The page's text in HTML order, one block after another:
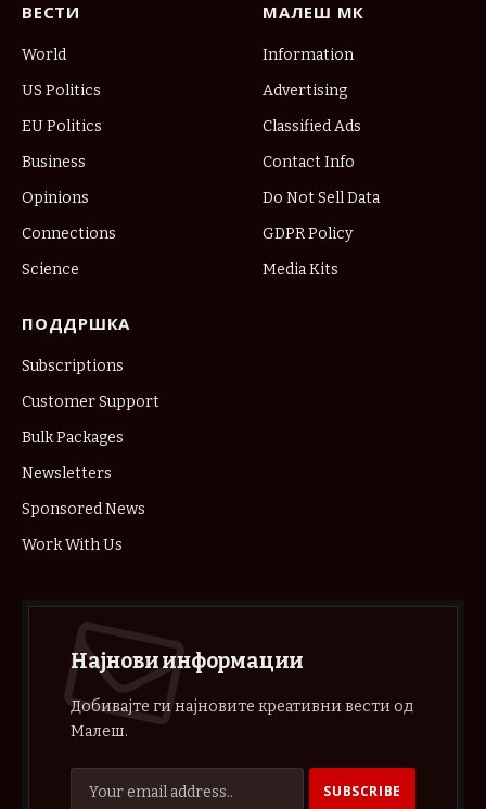
ВЕСТИ
World
US Politics
EU Politics
Business
Opinions
Connections
Science
МАЛЕШ МК
Information
Advertising
Classified Ads
Contact Info
Do Not Sell Data
GDPR Policy
Media Kits
ПОДДРШКА
Subscriptions
Customer Support
Bulk Packages
Newsletters
Sponsored News
Work With Us
Најнови информации
Добивајте ги најновите креативни вести од
Малеш.